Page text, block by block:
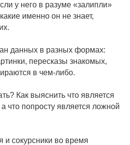
у него в разуме «залипли»
именно он не знает,
данных в разных формах:
пересказы знакомых,
в чем-либо.
Как выяснить что является
что попросту является ложной
и сокурсники во время